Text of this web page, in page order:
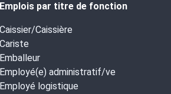
Emplois par titre de fonction
Caissier/Caissière
Cariste
Emballeur
Employé(e) administratif/ve
Employé logistique